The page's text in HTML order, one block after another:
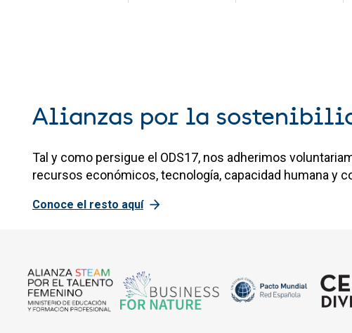
Alianzas por la
Tal y como persigue el ODS17, nos adherimos
recursos económicos, tecnología, capacidad humana y
Conoce el resto aquí